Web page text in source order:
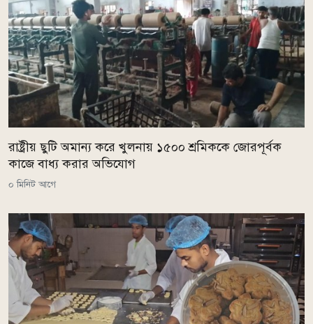
রাষ্ট্রীয় ছুটি অমান্য করে খুলনায় ১৫০০ শ্রমিককে জোরপূর্বক
কাজে বাধ্য করার অভিযোগ
০ মিনিট আগে